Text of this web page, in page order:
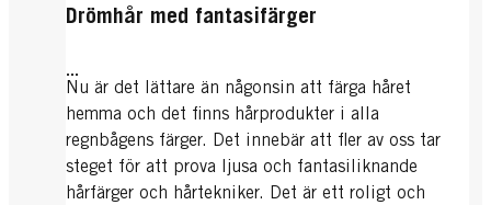
Drömhår med fantasifärger
...
Nu är det lättare än någonsin att färga håret
hemma och det finns hårprodukter i alla
regnbågens färger. Det innebär att fler av oss tar
steget för att prova ljusa och fantasiliknande
hårfärger och hårtekniker. Det är ett roligt och